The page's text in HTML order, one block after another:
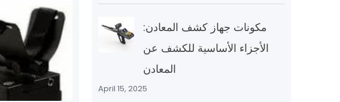
مكونات جهاز كشف المعادن:
الأجزاء الأساسية للكشف عن
المعادن
April 15, 2025